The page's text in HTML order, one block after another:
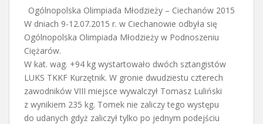
Ogólnopolska Olimpiada Młodzieży – Ciechanów 2015
W dniach 9-12.07.2015 r. w Ciechanowie odbyła się
Ogólnopolska Olimpiada Młodzieży w Podnoszeniu
Ciężarów.
W kat. wag. +94 kg wystartowało dwóch sztangistów
LUKS TKKF Kurzętnik. W gronie dwudziestu czterech
zawodników VIII miejsce wywalczył Tomasz Luliński
z wynikiem 235 kg. Tomek nie zaliczy tego występu
do udanych gdyż zaliczył tylko po jednym podejściu